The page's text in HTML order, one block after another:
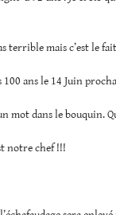
terrible mais c’est le
100 ans le 14 Juin
mot dans le bouquin.
notre chef !!!